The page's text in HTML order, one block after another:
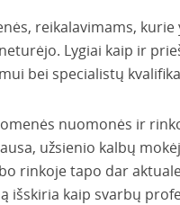
reikalavimams,
Lygiai kaip ir
bei specialistų
nuomonės ir
užsienio kalbų
rinkoje tapo dar
išskiria kaip svarbų